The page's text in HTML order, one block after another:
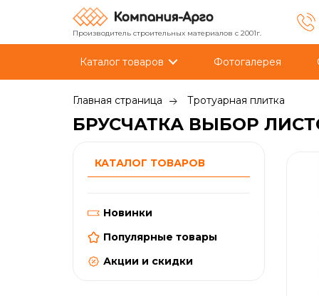
Производитель строительных материалов с 2001г.
Каталог товаров Фотогалерея
Главная страница Тротуарная плитка
БРУСЧАТКА ВЫБОР
КАТАЛОГ ТОВАРОВ
Новинки
Популярные товары
Акции и скидки